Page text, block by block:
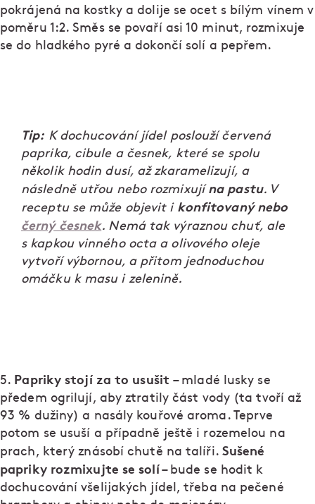
pokrájená na kostky a dolije se ocet s bílým vínem v
poměru 1:2. Směs se povaří asi 10 minut, rozmixuje
se do hladkého pyré a dokončí solí a pepřem.
Tip: K dochucování jídel poslouží červená
paprika, cibule a česnek, které se spolu
několik hodin dusí, až zkaramelizují, a
následně utřou nebo rozmixují na pastu. V
receptu se může objevit i konfitovaný nebo
černý česnek. Nemá tak výraznou chuť, ale
s kapkou vinného octa a olivového oleje
vytvoří výbornou, a přitom jednoduchou
omáčku k masu i zelenině.
5. Papriky stojí za to usušit– mladé lusky se
předem ogrilují, aby ztratily část vody (ta tvoří až
93 % dužiny) a nasály kouřové aroma. Teprve
potom se usuší a případně ještě i rozemelou na
prach, který znásobí chutě na talíři. Sušené
papriky rozmixujte se solí– bude se hodit k
dochucování všelijakých jídel, třeba na pečené